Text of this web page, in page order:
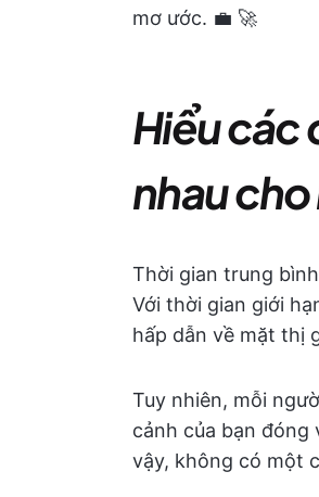
mơ ước. 💼 🚀
Hiểu các
nhau
Thời gian trung
Với thời gian giới
hấp dẫn về mặt thị
Tuy nhiên, mỗi
cảnh của bạn đóng
vậy, không có một